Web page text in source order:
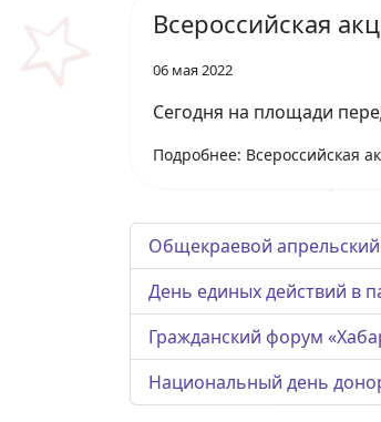
Всероссийская
06 мая 2022
Сегодня на площади
Подробнее: Всероссийская
Общекраевой
День единых действий в
Гражданский форум
Национальный день